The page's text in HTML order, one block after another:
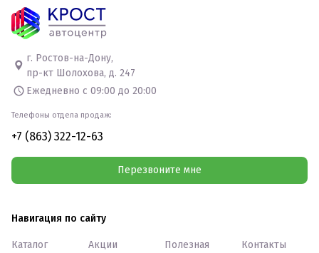
г. Ростов-на-Дону,
пр-кт Шолохова, д. 247
Ежедневно с 09:00 до 20:00
Телефоны отдела продаж:
+7 (863) 322-12-63
Перезвоните мне
Навигация по сайту
Каталог
Акции
Полезная
Контакты